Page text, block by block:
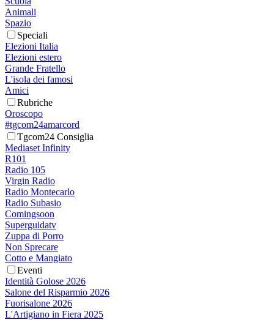
Animali
Spazio
Speciali
Elezioni Italia
Elezioni estero
Grande Fratello
L'isola dei famosi
Amici
Rubriche
Oroscopo
#tgcom24amarcord
Tgcom24 Consiglia
Mediaset Infinity
R101
Radio 105
Virgin Radio
Radio Montecarlo
Radio Subasio
Comingsoon
Superguidatv
Zuppa di Porro
Non Sprecare
Cotto e Mangiato
Eventi
Identità Golose 2026
Salone del Risparmio 2026
Fuorisalone 2026
L'Artigiano in Fiera 2025